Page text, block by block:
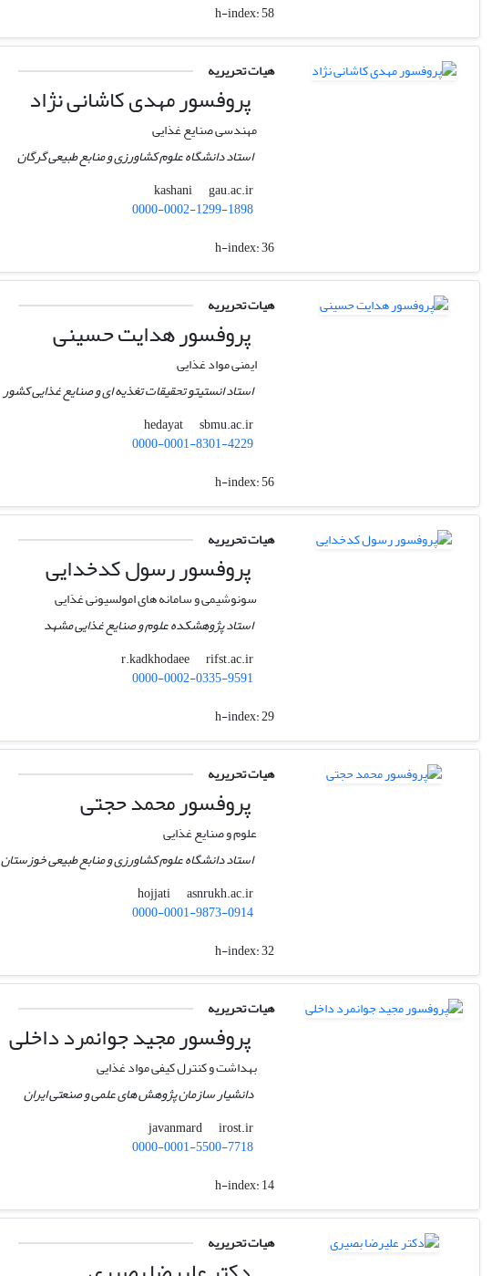
h-index:58
هیات تحریریه
پروفسور مهدی کاشانی نژاد
مهندسی صنایع غذایی
استاد دانشگاه علوم کشاورزی و منابع طبیعی گرگان
kashani
gau.ac.ir
0000-0002-1299-1898
h-index:36
هیات تحریریه
پروفسور هدایت حسینی
ایمنی مواد غذایی
استاد انستیتو تحقیقات تغذیه ای و صنایع غذایی کشور
hedayat
sbmu.ac.ir
0000-0001-8301-4229
h-index:56
هیات تحریریه
پروفسور رسول کدخدایی
سونوشیمی و سامانه های امولسیونی غذایی
استاد پژوهشکده علوم و صنایع غذایی مشهد
r.kadkhodaee
rifst.ac.ir
0000-0002-0335-9591
h-index:29
هیات تحریریه
پروفسور محمد حجتی
علوم و صنایع غذایی
استاد دانشگاه علوم کشاورزی و منابع طبیعی خوزستان
hojjati
asnrukh.ac.ir
0000-0001-9873-0914
h-index:32
هیات تحریریه
پروفسور مجید جوانمرد داخلی
بهداشت و کنترل کیفی مواد غذایی
دانشیار سازمان پژوهش های علمی و صنعتی ایران
javanmard
irost.ir
0000-0001-5500-7718
h-index:14
هیات تحریریه